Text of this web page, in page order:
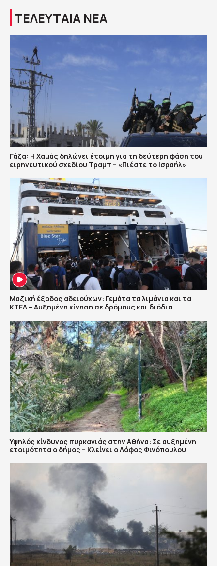
ΤΕΛΕΥΤΑΙΑ ΝΕΑ
Γάζα: Η Χαμάς δηλώνει έτοιμη για τη δεύτερη φάση του
ειρηνευτικού σχεδίου Τραμπ – «Πιέστε το Ισραήλ»
Μαζική έξοδος αδειούχων: Γεμάτα τα λιμάνια και τα
ΚΤΕΛ – Αυξημένη κίνηση σε δρόμους και διόδια
Υψηλός κίνδυνος πυρκαγιάς στην Αθήνα: Σε αυξημένη
ετοιμότητα ο δήμος – Κλείνει ο Λόφος Φινόπουλου